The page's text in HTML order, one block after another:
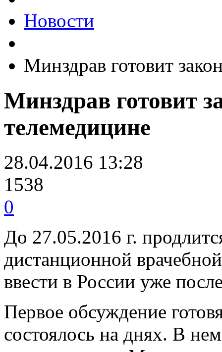
Новости
Минздрав готовит
Минздрав готовит
телемедицине
28.04.2016 13:28
1538
0
До 27.05.2016 г.
дистанционной
ввести в России уже
Первое обсуждение
состоялось на днях. В